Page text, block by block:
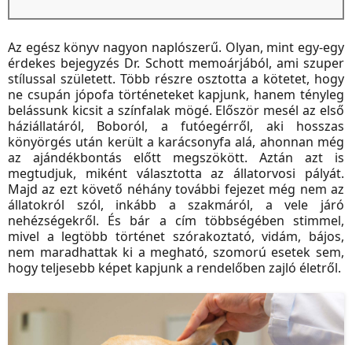
Az egész könyv nagyon naplószerű. Olyan, mint egy-egy
érdekes bejegyzés Dr. Schott memoárjából, ami szuper
stílussal született. Több részre osztotta a kötetet, hogy
ne csupán jópofa történeteket kapjunk, hanem tényleg
belássunk kicsit a színfalak mögé. Először mesél az első
háziállatáról, Boboról, a futóegérről, aki hosszas
könyörgés után került a karácsonyfa alá, ahonnan még
az ajándékbontás előtt megszökött. Aztán azt is
megtudjuk, miként választotta az állatorvosi pályát.
Majd az ezt követő néhány további fejezet még nem az
állatokról szól, inkább a szakmáról, a vele járó
nehézségekről. És bár a cím többségében stimmel,
mivel a legtöbb történet szórakoztató, vidám, bájos,
nem maradhattak ki a megható, szomorú esetek sem,
hogy teljesebb képet kapjunk a rendelőben zajló életről.